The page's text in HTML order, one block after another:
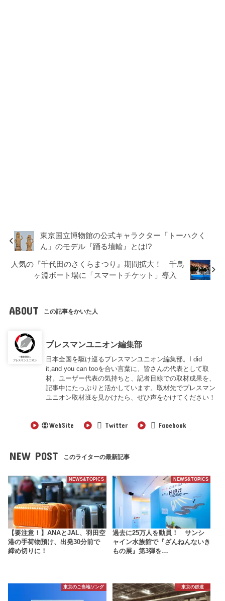
東京国立博物館の公式キャラクター「トーハクく
ん」のモデル『踊る埴輪』とは!?
人気の『千代田のさくらまつり』期間拡大！ 千鳥
ヶ淵ボート場に「スマートチケット」導入
ABOUT この記事をかいた人
プレスマンユニオン編集部
日本全国を駆け巡るプレスマンユニオン編集部。I did
it,and you can tooを合い言葉に、皆さんの代表として取
材。ユーザー代表の気持ちと、記者目線での取材成果を、
記事中にたっぷりと活かしています。取材先でプレスマン
ユニオン取材班を見かけたら、ぜひ声をかけてください！
WebSite Twitter Facebook
NEW POST このライターの最新記事
NEWS&TOPICS
【要注意！】ANAとJAL、羽田空
港の手荷物預け、出発30分前で
締め切りに！
NEWS&TOPICS
過去に25万人を動員！ サンシ
ャイン水族館で『ざんねんないき
もの展』第3弾を…
東京のご当地ソング 東京の鉄道